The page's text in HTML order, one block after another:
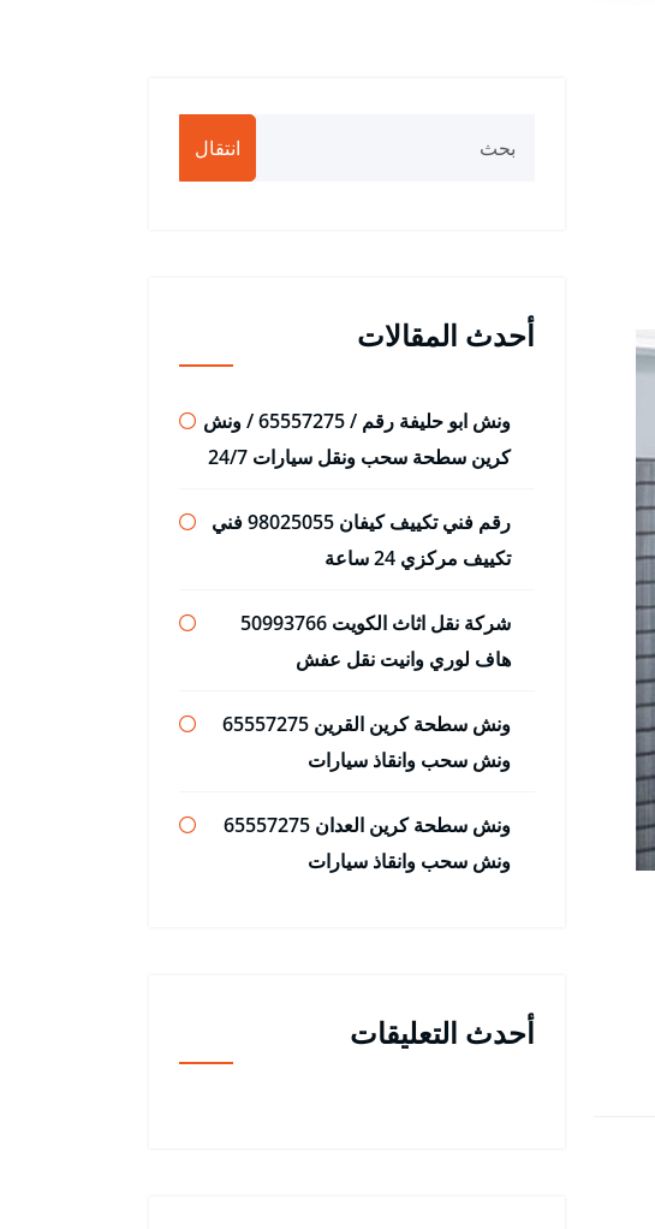
انتقال
أحدث المقالات
ونش ابو حليفة رقم / 65557275 / ونش
كرين سطحة سحب ونقل سيارات 24/7
رقم فني تكييف كيفان 98025055 فني
تكييف مركزي 24 ساعة
شركة نقل اثاث الكويت 50993766
هاف لوري وانيت نقل عفش
ونش سطحة كرين القرين 65557275
ونش سحب وانقاذ سيارات
ونش سطحة كرين العدان 65557275
ونش سحب وانقاذ سيارات
أحدث التعليقات